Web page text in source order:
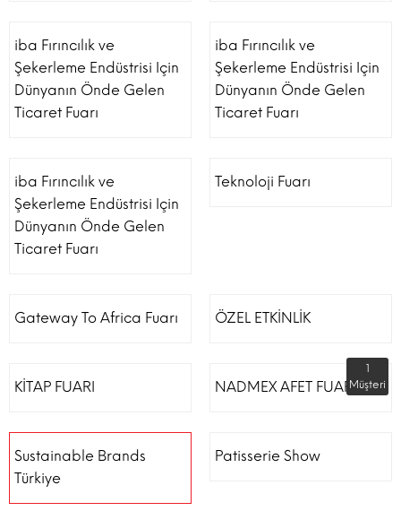
iba Fırıncılık ve
Şekerleme Endüstrisi Için
Dünyanın Önde Gelen
Ticaret Fuarı
iba Fırıncılık ve
Şekerleme Endüstrisi Için
Dünyanın Önde Gelen
Ticaret Fuarı
iba Fırıncılık ve
Şekerleme Endüstrisi Için
Dünyanın Önde Gelen
Ticaret Fuarı
Teknoloji Fuarı
Gateway To Africa Fuarı ÖZEL ETKİNLİK
KİTAP FUARI NADMEX AFET FUARI
1
Müşteri
Sustainable Brands
Türkiye
Patisserie Show